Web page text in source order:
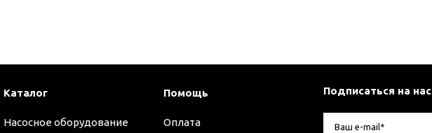
Каталог
Насосное оборудование
Помощь
Оплата
Подписаться на нас